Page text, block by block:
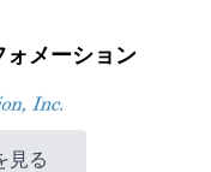
ォメーション
見る